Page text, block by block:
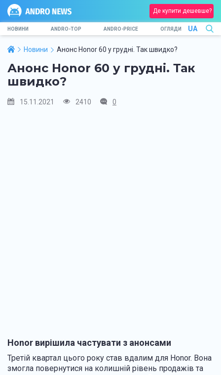
Де купити дешевше?
НОВИНИ ANDRO-TOP ANDRO-PRICE ОГЛЯДИ UA
Новини Анонс Honor 60 у грудні. Так швидко?
Анонс Honor 60 у грудні. Так
швидко?
15.11.2021 2410 0
Honor вирішила частувати з анонсами
Третій квартал цього року став вдалим для Honor. Вона
змогла повернутися на колишній рівень продажів та